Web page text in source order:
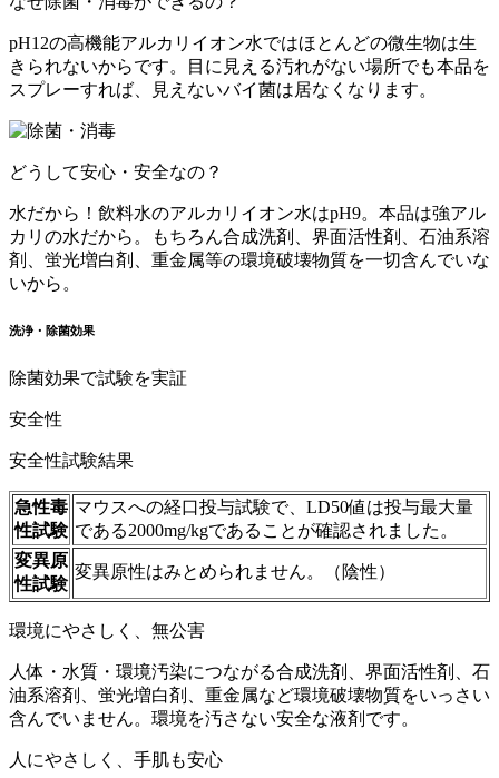
pH12の高機能アルカリイオン水ではほとんどの微生物は生
きられないからです。目に見える汚れがない場所でも本品を
スプレーすれば、見えないバイ菌は居なくなります。
どうして安心・安全なの？
水だから！飲料水のアルカリイオン水はpH9。本品は強アル
カリの水だから。もちろん合成洗剤、界面活性剤、石油系溶
剤、蛍光増白剤、重金属等の環境破壊物質を一切含んでいな
いから。
洗浄・除菌効果
除菌効果で試験を実証
安全性
安全性試験結果
急性毒
性試験
マウスへの経口投与試験で、LD50値は投与最大量
である2000mg/kgであることが確認されました。
変異原
性試験
変異原性はみとめられません。（陰性）
環境にやさしく、無公害
人体・水質・環境汚染につながる合成洗剤、界面活性剤、石
油系溶剤、蛍光増白剤、重金属など環境破壊物質をいっさい
含んでいません。環境を汚さない安全な液剤です。
人にやさしく、手肌も安心